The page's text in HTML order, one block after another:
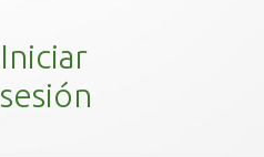
Iniciar
sesión
Entrar en
Plataforma Next
Prevención